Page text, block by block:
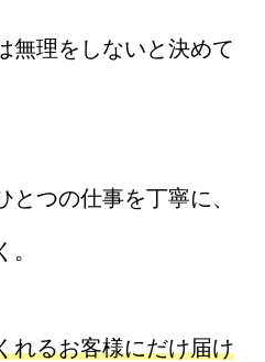
無理をしないと決めて
つの仕事を丁寧に、
れるお客様にだけ届け